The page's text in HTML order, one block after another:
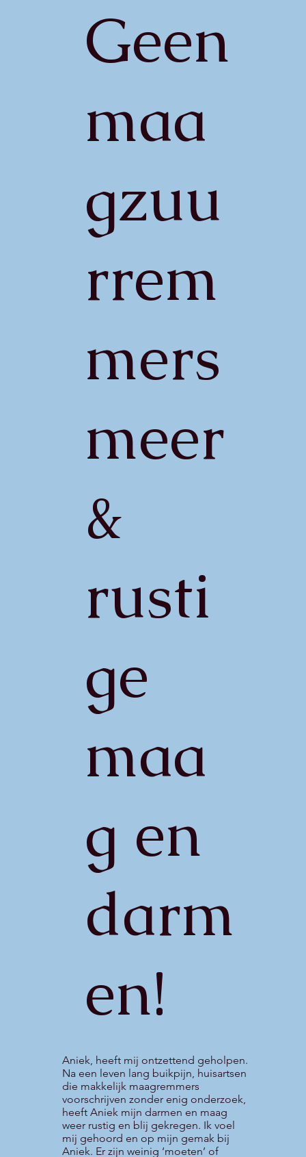
Geen
maa
gzuu
rrem
mers
meer
&
rusti
ge
maa
g en
darm
en!
Aniek, heeft mij ontzettend geholpen.
Na een leven lang buikpijn, huisartsen
die makkelijk maagremmers
voorschrijven zonder enig onderzoek,
heeft Aniek mijn darmen en maag
weer rustig en blij gekregen. Ik voel
mij gehoord en op mijn gemak bij
Aniek. Er zijn weinig ‘moeten’ of